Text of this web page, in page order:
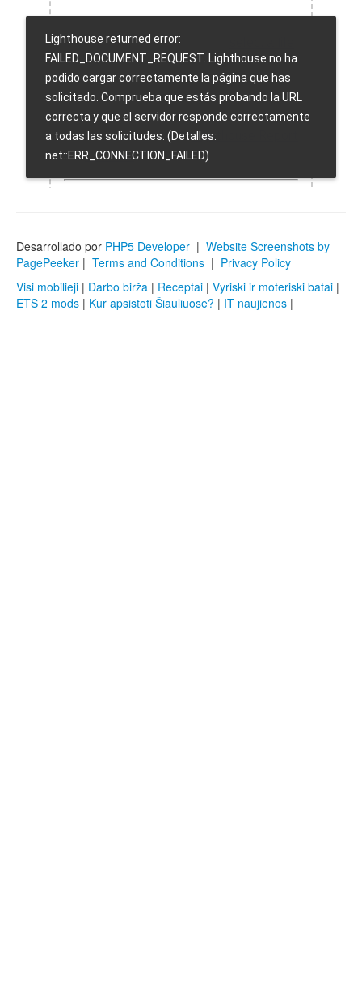
Desarrollado por PHP5 Developer | Website Screenshots by
PagePeeker | Terms and Conditions | Privacy Policy
Visi mobilieji | Darbo birža | Receptai | Vyriski ir moteriski batai |
ETS 2 mods | Kur apsistoti Šiauliuose? | IT naujienos |